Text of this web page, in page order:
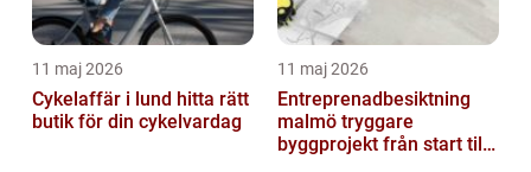
11 maj 2026
Cykelaffär i lund hitta rätt
butik för din cykelvardag
11 maj 2026
Entreprenadbesiktning
malmö tryggare
byggprojekt från start till